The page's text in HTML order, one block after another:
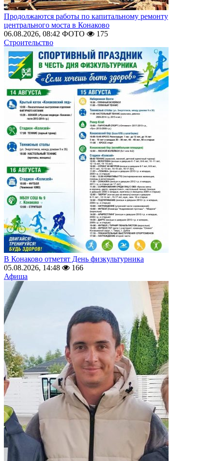
Продолжаются работы по капитальному ремонту
центрального моста в Конаково
06.08.2026, 08:42 ФОТО
175
Строительство
В Конаково отметят День физкультурника
05.08.2026, 14:48
166
Афиша